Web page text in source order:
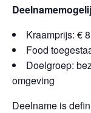
Kraamprijs: €
Food
Doelgroep:
omgeving
Deelname is